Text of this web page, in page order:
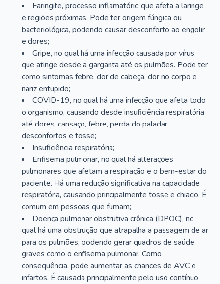
Faringite, processo inflamatório que afeta a laringe
e regiões próximas. Pode ter origem fúngica ou
bacteriológica, podendo causar desconforto ao engolir
e dores;
Gripe, no qual há uma infecção causada por vírus
que atinge desde a garganta até os pulmões. Pode ter
como sintomas febre, dor de cabeça, dor no corpo e
nariz entupido;
COVID-19, no qual há uma infecção que afeta todo
o organismo, causando desde insuficiência respiratória
até dores, cansaço, febre, perda do paladar,
desconfortos e tosse;
Insuficiência respiratória;
Enfisema pulmonar, no qual há alterações
pulmonares que afetam a respiração e o bem-estar do
paciente. Há uma redução significativa na capacidade
respiratória, causando principalmente tosse e chiado. É
comum em pessoas que fumam;
Doença pulmonar obstrutiva crônica (DPOC), no
qual há uma obstrução que atrapalha a passagem de ar
para os pulmões, podendo gerar quadros de saúde
graves como o enfisema pulmonar. Como
consequência, pode aumentar as chances de AVC e
infartos. É causada principalmente pelo uso contínuo